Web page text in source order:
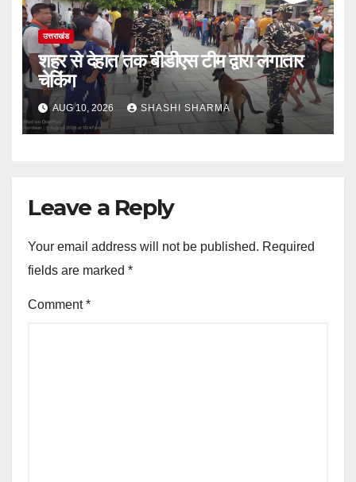
उत्तराखंड
शहर से देहात तक बीडीएस टीम द्वारा लगातार
चेकिंग
AUG 10, 2026 SHASHI SHARMA
Leave a Reply
Your email address will not be published. Required
fields are marked *
Comment*